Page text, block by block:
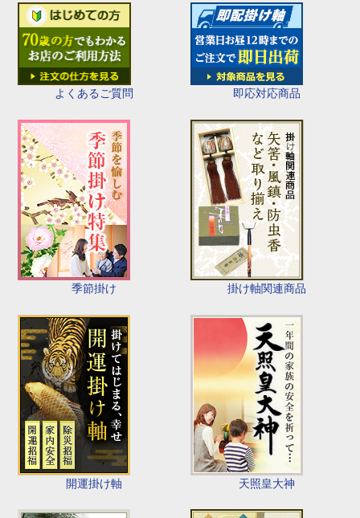
よくあるご質問 即応対応商品
季節掛け 掛け軸関連商品
開運掛け軸 天照皇大神